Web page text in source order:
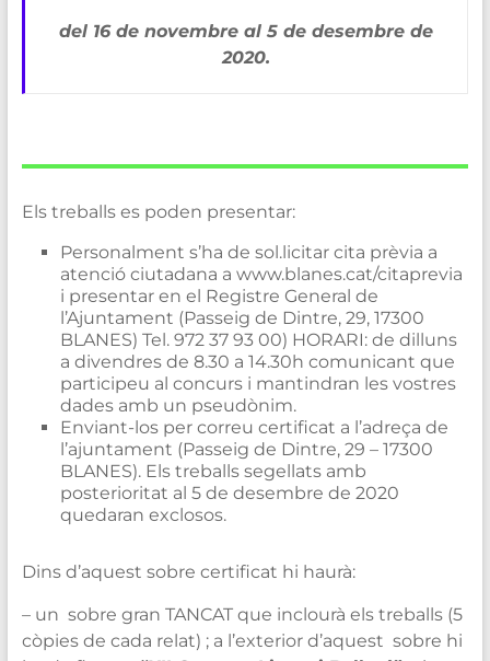
del 16 de novembre al 5 de desembre de
2020.
Els treballs es poden presentar:
Personalment s’ha de sol.licitar cita prèvia a
atenció ciutadana a www.blanes.cat/citaprevia
i presentar en el Registre General de
l’Ajuntament (Passeig de Dintre, 29, 17300
BLANES) Tel. 972 37 93 00) HORARI: de dilluns
a divendres de 8.30 a 14.30h comunicant que
participeu al concurs i mantindran les vostres
dades amb un pseudònim.
Enviant-los per correu certificat a l’adreça de
l’ajuntament (Passeig de Dintre, 29 – 17300
BLANES). Els treballs segellats amb
posterioritat al 5 de desembre de 2020
quedaran exclosos.
Dins d’aquest sobre certificat hi haurà:
– un sobre gran TANCAT que inclourà els treballs (5
còpies de cada relat) ; a l’exterior d’aquest sobre hi